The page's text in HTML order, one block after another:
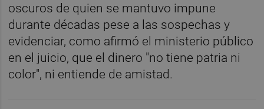
oscuros de quien se mantuvo impune
durante décadas pese a las sospechas y
evidenciar, como afirmó el ministerio público
en el juicio, que el dinero "no tiene patria ni
color", ni entiende de amistad.